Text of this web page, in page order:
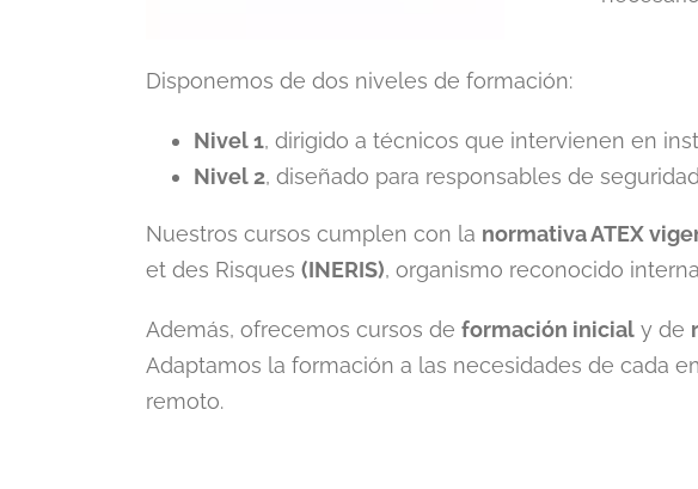
Disponemos de dos niveles de formación:
Nivel 1, dirigido a técnicos que intervienen en
Nivel 2, diseñado para responsables de
Nuestros cursos cumplen con la normativa ATEX
et des Risques (INERIS), organismo reconocido
Además, ofrecemos cursos de formación inicialy de
Adaptamos la formación a las necesidades de cada
remoto.